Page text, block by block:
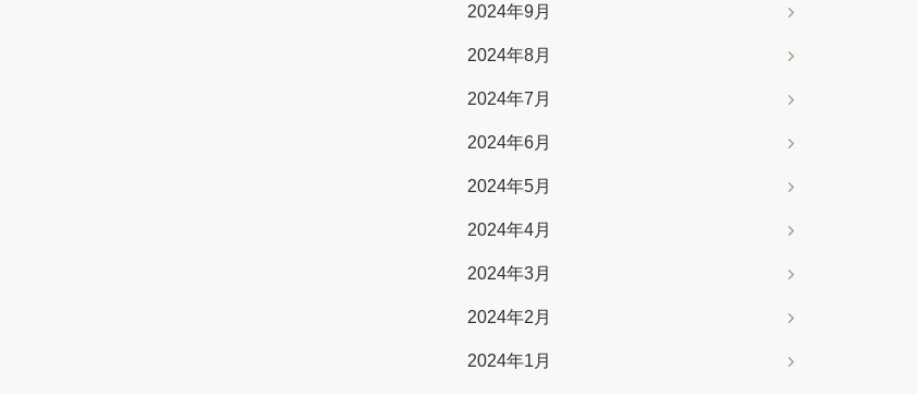
2024年9月
2024年8月
2024年7月
2024年6月
2024年5月
2024年4月
2024年3月
2024年2月
2024年1月